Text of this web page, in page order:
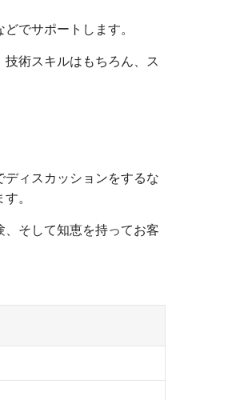
でサポートします。
術スキルはもちろん、ス
ィスカッションをするな
。
そして知恵を持ってお客